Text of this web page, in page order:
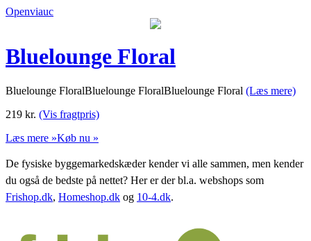
Openviauc
Bluelounge Floral
Bluelounge FloralBluelounge FloralBluelounge Floral (Læs mere)
219 kr. (Vis fragtpris)
Læs mere »Køb nu »
De fysiske byggemarkedskæder kender vi alle sammen, men kender
du også de bedste på nettet? Her er der bl.a. webshops som
Frishop.dk, Homeshop.dk og 10-4.dk.